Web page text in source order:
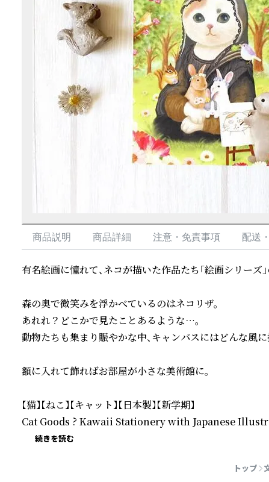
商品説明 商品詳細 注意・免責事項 配送
有名絵画に憧れて、ネコが描いた作品たち「絵画シリーズ」
森の奥で微笑みを浮かべているのはネコリザ。
あれれ？どこかで見たことあるような…。
動物たちも集まり賑やかな中、キャンバスにはどんな風
額に入れて飾ればお部屋が小さな美術館に。
【猫】【ねこ】【キャット】【日本製】【新学期】
Cat Goods ? Kawaii Stationery with Japanese
続きを読む
トップ